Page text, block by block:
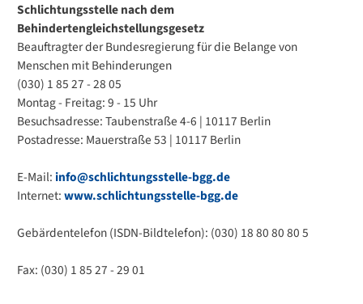
Schlichtungsstelle nach dem
Behindertengleichstellungsgesetz
Beauftragter der Bundesregierung für die Belange von
Menschen mit Behinderungen
(030) 1 85 27 - 28 05
Montag - Freitag: 9 - 15 Uhr
Besuchsadresse: Taubenstraße 4-6 | 10117 Berlin
Postadresse: Mauerstraße 53 | 10117 Berlin
E-Mail: info@schlichtungsstelle-bgg.de
Internet:www.schlichtungsstelle-bgg.de
Gebärdentelefon (ISDN-Bildtelefon): (030) 18 80 80 80 5
Fax: (030) 1 85 27 - 29 01